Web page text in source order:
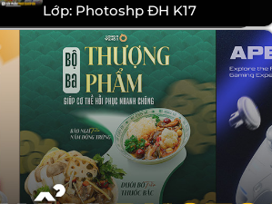
Lớp: Photoshp ĐH K17